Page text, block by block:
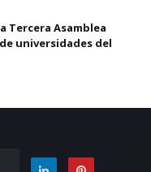
Tercera Asamblea
universidades del